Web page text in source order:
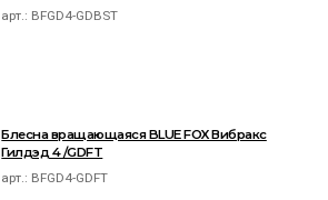
арт.: BFGD4-GDBST
Блесна вращающаяся BLUE FOX Вибракс
Гилдэд 4 /GDFT
арт.: BFGD4-GDFT